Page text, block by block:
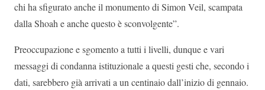
chi ha sfigurato anche il monumento di Simon Veil, scampata
dalla Shoah e anche questo è sconvolgente”.
Preoccupazione e sgomento a tutti i livelli, dunque e vari
messaggi di condanna istituzionale a questi gesti che, secondo i
dati, sarebbero già arrivati a un centinaio dall’inizio di gennaio.